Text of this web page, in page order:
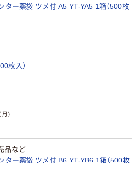
ー薬袋 ツメ付 A5 YT-YA5 1箱（500枚
枚入）
）
品など
ー薬袋 ツメ付 B6 YT-YB6 1箱（500枚